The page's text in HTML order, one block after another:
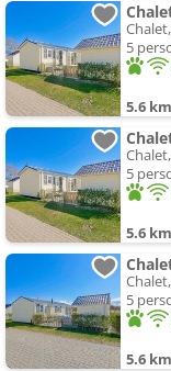
5
5.6 km
5
5.6 km
5
5.6 km